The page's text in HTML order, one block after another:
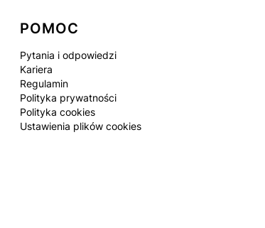
POMOC
Pytania i odpowiedzi
Kariera
Regulamin
Polityka prywatności
Polityka cookies
Ustawienia plików cookies